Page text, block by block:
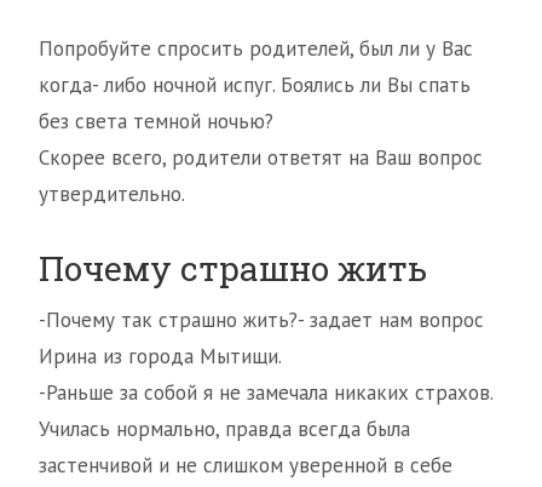
Попробуйте спросить родителей, был ли у Вас
когда- либо ночной испуг. Боялись ли Вы спать
без света темной ночью?
Скорее всего, родители ответят на Ваш вопрос
утвердительно.
Почему страшно жить
-Почему так страшно жить?- задает нам вопрос
Ирина из города Мытищи.
-Раньше за собой я не замечала никаких страхов.
Училась нормально, правда всегда была
застенчивой и не слишком уверенной в себе